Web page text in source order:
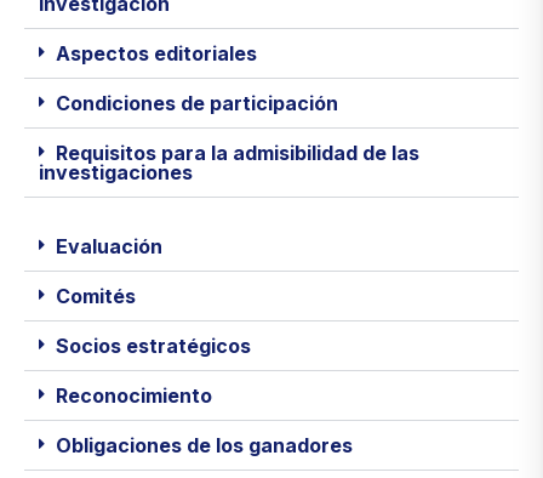
Aspectos editoriales
Condiciones de participación
Requisitos para la admisibilidad de las
investigaciones
Evaluación
Comités
Socios estratégicos
Reconocimiento
Obligaciones de los ganadores